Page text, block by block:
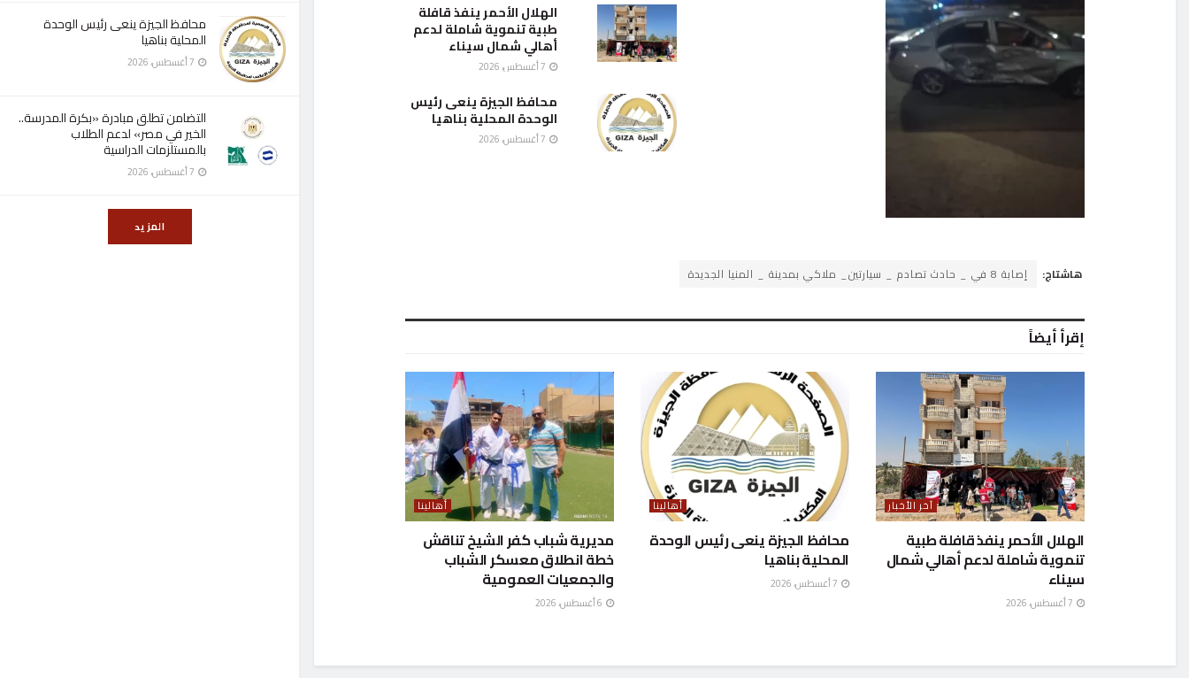
محافظ الجيزة ينعى رئيس الوحدة
المحلية بناهيا
التضامن تطلق مبادرة «بكرة المدرسة..
الخير في مصر» لدعم الطلاب
بالمستلزمات الدراسية
المزيد
الهلال الأحمر ينفذ قافلة
طبية تنموية شاملة لدعم
أهالي شمال سيناء
محافظ الجيزة ينعى رئيس
الوحدة المحلية بناهيا
هاشتاج: إصابة 8 في _ حادث تصادم _ سيارتين_ ملاكي بمدينة _ المنيا الجديدة
إقرأ أيضاً
آخر الأخبار
الهلال الأحمر ينفذ قافلة طبية
تنموية شاملة لدعم أهالي شمال
سيناء
أهالينا
محافظ الجيزة ينعى رئيس الوحدة
المحلية بناهيا
أهالينا
مديرية شباب كفر الشيخ تناقش
خطة انطلاق معسكر الشباب
والجمعيات العمومية